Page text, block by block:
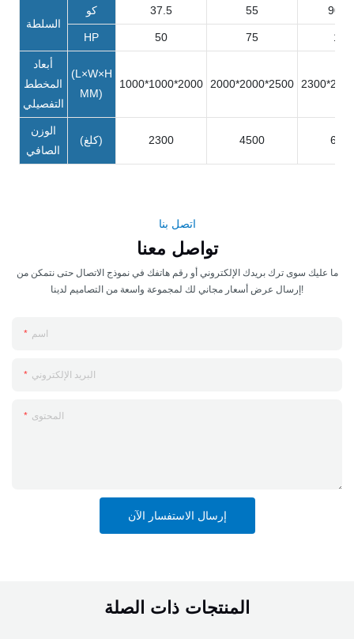
السلطة
كو 37.5 55
HP 50 75 120
أبعاد
المخطط
التفصيلي
(L×W×H
MM)
1000*1000*2000 2000*2000*2500
الوزن
الصافي
(كلغ) 2300 4500
اتصل بنا
تواصل معنا
ما عليك سوى ترك بريدك الإلكتروني أو رقم هاتفك في نموذج الاتصال حتى نتمكن من
إرسال عرض أسعار مجاني لك لمجموعة واسعة من التصاميم لدينا!
اسم
البريد الإلكتروني
المحتوى
إرسال الاستفسار الآن
المنتجات ذات الصلة